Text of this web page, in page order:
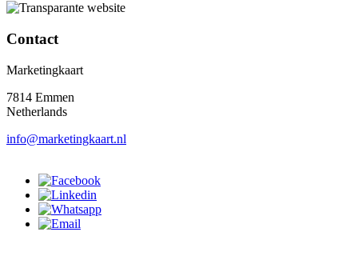
Contact
Marketingkaart
7814 Emmen
Netherlands
info@marketingkaart.nl